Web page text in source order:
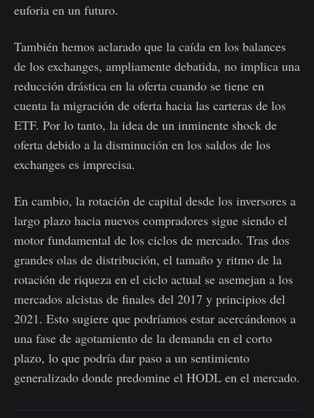
euforia en un futuro.
También hemos aclarado que la caída en los balances
de los exchanges, ampliamente debatida, no implica una
reducción drástica en la oferta cuando se tiene en
cuenta la migración de oferta hacia las carteras de los
ETF. Por lo tanto, la idea de un inminente shock de
oferta debido a la disminución en los saldos de los
exchanges es imprecisa.
En cambio, la rotación de capital desde los inversores a
largo plazo hacia nuevos compradores sigue siendo el
motor fundamental de los ciclos de mercado. Tras dos
grandes olas de distribución, el tamaño y ritmo de la
rotación de riqueza en el ciclo actual se asemejan a los
mercados alcistas de finales del 2017 y principios del
2021. Esto sugiere que podríamos estar acercándonos a
una fase de agotamiento de la demanda en el corto
plazo, lo que podría dar paso a un sentimiento
generalizado donde predomine el HODL en el mercado.